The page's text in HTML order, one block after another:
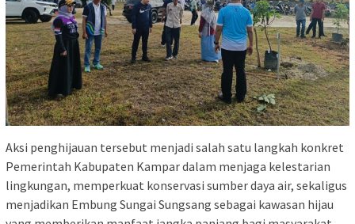
‎Aksi penghijauan tersebut menjadi salah satu langkah konkret
Pemerintah Kabupaten Kampar dalam menjaga kelestarian
lingkungan, memperkuat konservasi sumber daya air, sekaligus
menjadikan Embung Sungai Sungsang sebagai kawasan hijau